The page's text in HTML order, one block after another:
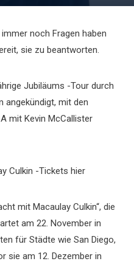
noch Fragen haben
sie zu beantworten.
Jubiläums -Tour durch
angekündigt, mit den
mit Kevin McCallister
Culkin -Tickets hier
mit Macaulay Culkin“, die
am 22. November in
für Städte wie San Diego,
sie am 12. Dezember in